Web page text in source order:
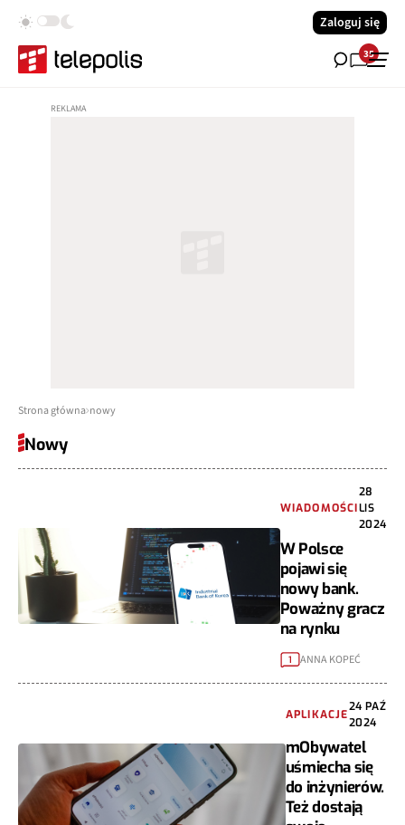
Zaloguj się
35
Strona główna nowy
Nowy
WIADOMOŚCI
28
LIS
2024
W Polsce
pojawi się
nowy bank.
Poważny gracz
na rynku
1 ANNA KOPEĆ
APLIKACJE
24 PAŹ
2024
mObywatel
uśmiecha się
do inżynierów.
Też dostają